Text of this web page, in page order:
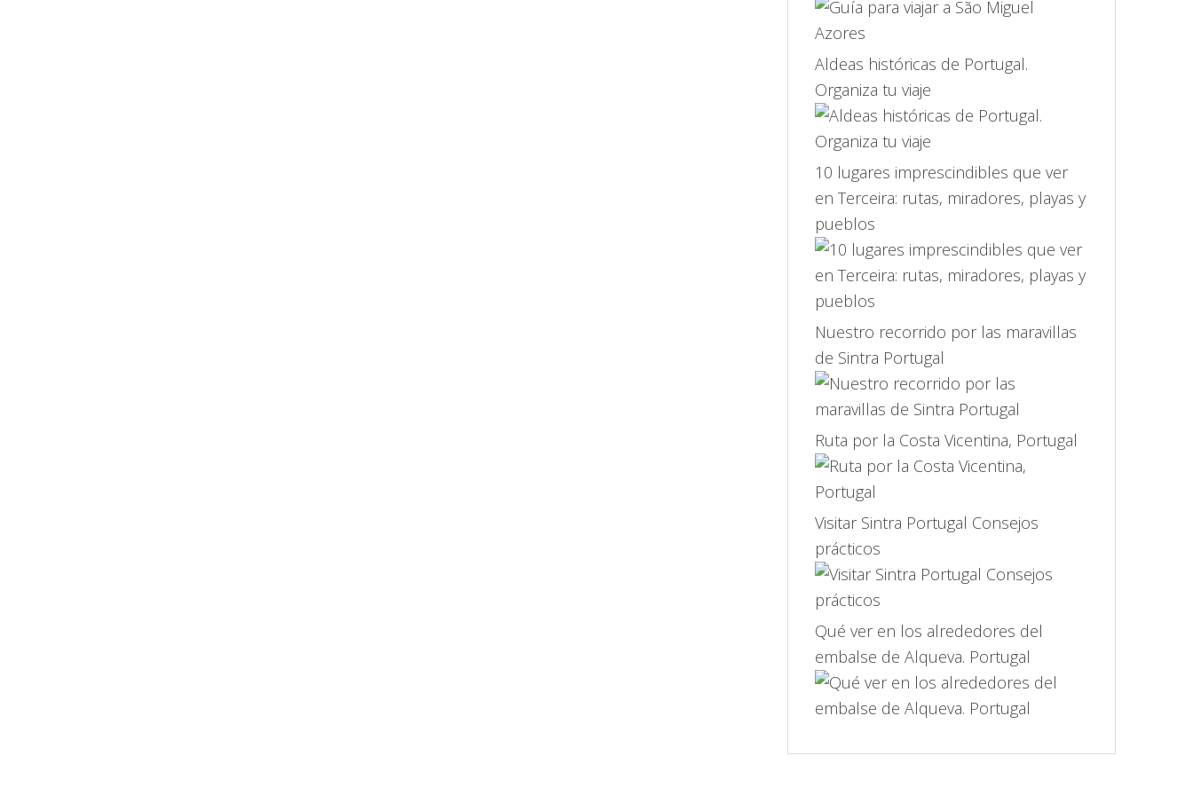
Aldeas históricas de Portugal.
Organiza tu viaje
10 lugares imprescindibles que ver
en Terceira: rutas, miradores, playas y
pueblos
Nuestro recorrido por las maravillas
de Sintra Portugal
Ruta por la Costa Vicentina, Portugal
Visitar Sintra Portugal Consejos
prácticos
Qué ver en los alrededores del
embalse de Alqueva. Portugal